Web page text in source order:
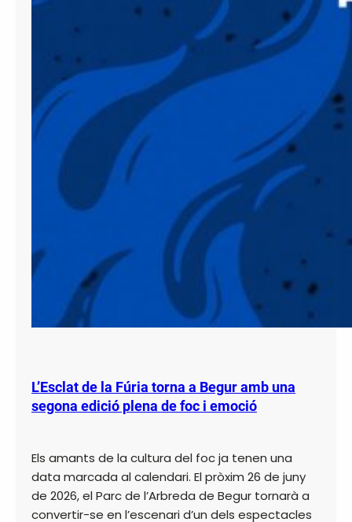
L’Esclat de la Fúria torna a Begur amb una
segona edició plena de foc i emoció
Els amants de la cultura del foc ja tenen una
data marcada al calendari. El pròxim 26 de juny
de 2026, el Parc de l’Arbreda de Begur tornarà a
convertir-se en l’escenari d’un dels espectacles